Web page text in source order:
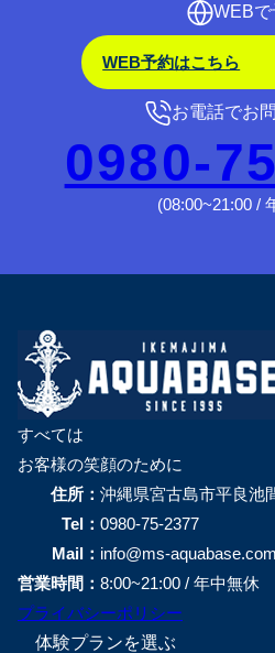
WEBで
WEB予約はこちら
お電話でお
0980-
(08:00~21:00 /
すべては
お客様の笑顔のために
住所： 沖縄県宮古島市平良池
Tel： 0980-75-2377
Mail： info@ms-aquabase.com
営業時間： 8:00~21:00 / 年中無休
プライバシーポリシー
体験プランを選ぶ